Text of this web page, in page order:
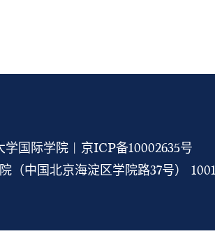
学国际学院 | 京ICP备10002635号
（中国北京海淀区学院路37号）